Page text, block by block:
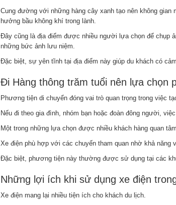
Cung đường với những hàng cây xanh tạo nên không gian
hưởng bầu không khí trong lành.
Đây cũng là địa điểm được nhiều người lựa chọn để chụp
những bức ảnh lưu niệm.
Đặc biệt, sự yên tĩnh tại địa điểm này giúp du khách có
Đi Hàng thông trăm tuổi nên lựa chọn
Phương tiện di chuyển đóng vai trò quan trọng trong việc
Nếu đi theo gia đình, nhóm bạn hoặc đoàn đông người,
Một trong những lựa chọn được nhiều khách hàng quan
Xe điện phù hợp với các chuyến tham quan nhờ khả năng
Đặc biệt, phương tiện này thường được sử dụng tại các
Những lợi ích khi sử dụng xe điện
Xe điện mang lại nhiều tiện ích cho khách du lịch.